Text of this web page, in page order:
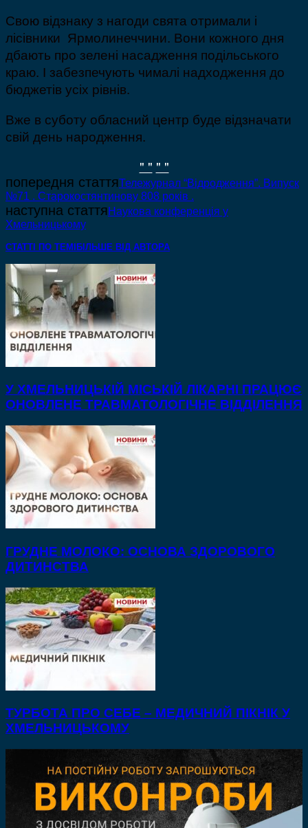
Свою відзнаку з нагоди свята отримали і
лісівники Ярмолинеччини. Вони кожного дня
дбають про зелені насадження подільського
краю. І забезпечують чималі надходження до
бюджетів усіх рівнів.
Вже в суботу обласний центр буде відзначати
свій день народження.
" " " "
попередня статтяТележурнал “Відродження”. Випуск
№71 . Старокостянтинову 808 років .
наступна статтяНаукова конференція у
Хмельницькому
СТАТТІ ПО ТЕМІ БІЛЬШЕ ВІД АВТОРА
У ХМЕЛЬНИЦЬКІЙ МІСЬКІЙ ЛІКАРНІ ПРАЦЮЄ
ОНОВЛЕНЕ ТРАВМАТОЛОГІЧНЕ ВІДДІЛЕННЯ
ГРУДНЕ МОЛОКО: ОСНОВА ЗДОРОВОГО
ДИТИНСТВА
ТУРБОТА ПРО СЕБЕ – МЕДИЧНИЙ ПІКНІК У
ХМЕЛЬНИЦЬКОМУ